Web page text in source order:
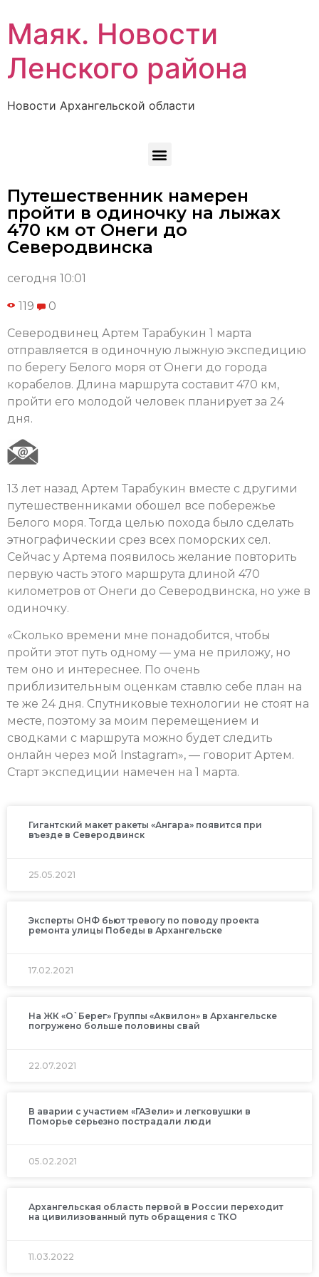
Маяк. Новости
Ленского района
Новости Архангельской области
Путешественник намерен
пройти в одиночку на лыжах
470 км от Онеги до
Северодвинска
сегодня 10:01
119 0
Северодвинец Артем Тарабукин 1 марта
отправляется в одиночную лыжную экспедицию
по берегу Белого моря от Онеги до города
корабелов. Длина маршрута составит 470 км,
пройти его молодой человек планирует за 24
дня.
13 лет назад Артем Тарабукин вместе с другими
путешественниками обошел все побережье
Белого моря. Тогда целью похода было сделать
этнографическии срез всех поморских сел.
Сейчас у Артема появилось желание повторить
первую часть этого маршрута длиной 470
километров от Онеги до Северодвинска, но уже в
одиночку.
«Сколько времени мне понадобится, чтобы
пройти этот путь одному — ума не приложу, но
тем оно и интереснее. По очень
приблизительным оценкам ставлю себе план на
те же 24 дня. Спутниковые технологии не стоят на
месте, поэтому за моим перемещением и
сводками с маршрута можно будет следить
онлайн через мой Instagram», — говорит Артем.
Старт экспедиции намечен на 1 марта.
Гигантский макет ракеты «Ангара» появится при
въезде в Северодвинск
25.05.2021
Эксперты ОНФ бьют тревогу по поводу проекта
ремонта улицы Победы в Архангельске
17.02.2021
На ЖК «О`Берег» Группы «Аквилон» в Архангельске
погружено больше половины свай
22.07.2021
В аварии с участием «ГАЗели» и легковушки в
Поморье серьезно пострадали люди
05.02.2021
Архангельская область первой в России переходит
на цивилизованный путь обращения с ТКО
11.03.2022